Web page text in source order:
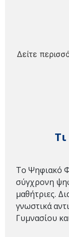
Το Ψηφιακό
σύγχρονη
μαθήτριες.
γνωστικά
Γυμνασίου
Δείτε